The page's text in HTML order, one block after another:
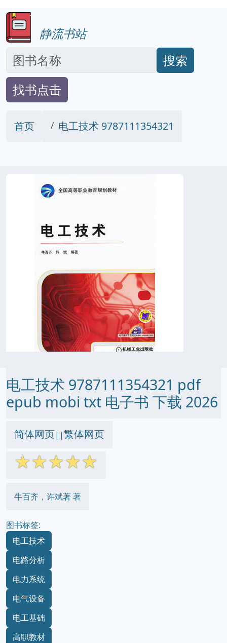
静流书站
搜索
找书点击
首页 电工技术 9787111354321
电工技术 9787111354321 pdf
epub mobi txt 电子书 下载 2026
简体网页||繁体网页
☆☆☆☆☆
牛百齐，许斌著 著
图书标签:
电工技术
电路分析
电力系统
电气设备
电工基础
高职教材